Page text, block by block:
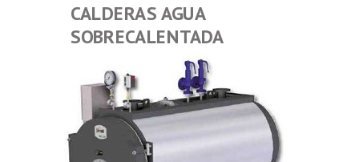
CALDERAS AGUA
SOBRECALENTADA